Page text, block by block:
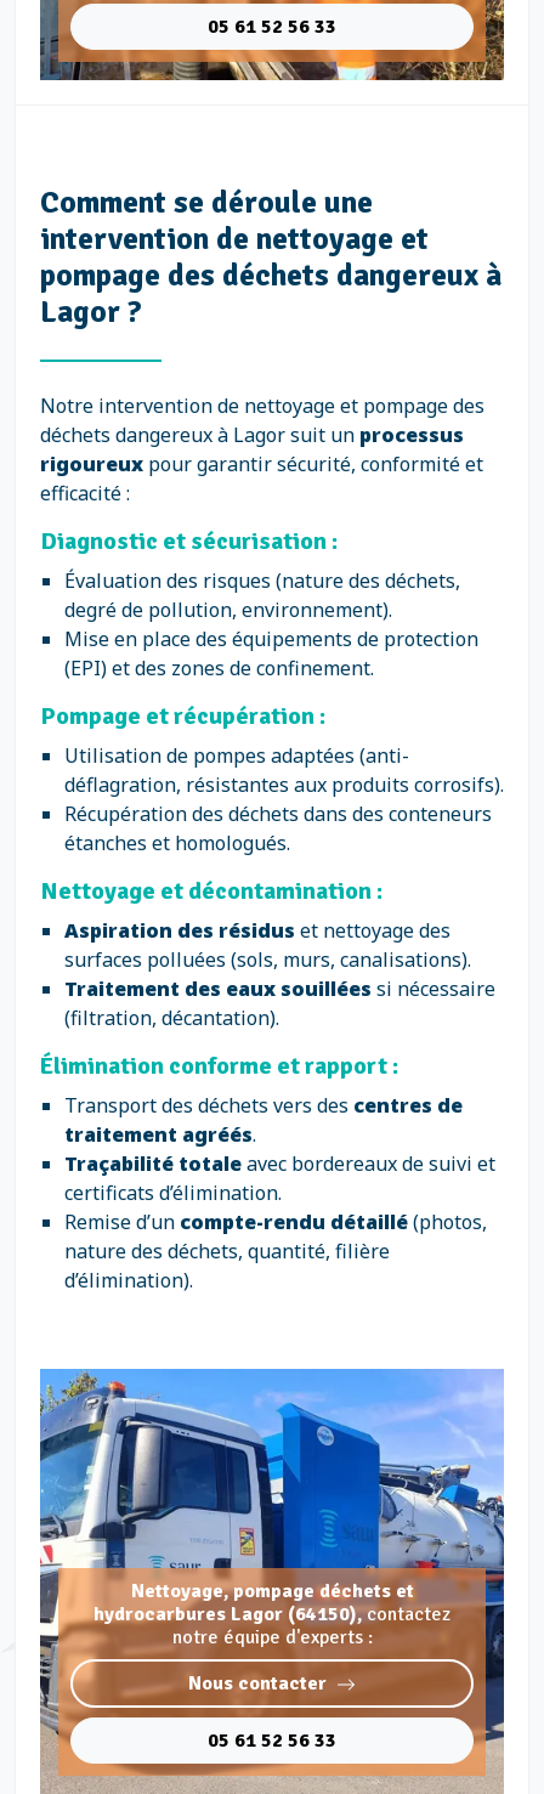
05 61 52 56 33
Comment se déroule une
intervention de nettoyage et
pompage des déchets dangereux à
Lagor ?
Notre intervention de nettoyage et pompage des
déchets dangereux à Lagor suit un processus
rigoureux pour garantir sécurité, conformité et
efficacité :
Diagnostic et sécurisation :
Évaluation des risques (nature des déchets,
degré de pollution, environnement).
Mise en place des équipements de protection
(EPI) et des zones de confinement.
Pompage et récupération :
Utilisation de pompes adaptées (anti-
déflagration, résistantes aux produits corrosifs).
Récupération des déchets dans des conteneurs
étanches et homologués.
Nettoyage et décontamination :
Aspiration des résidus et nettoyage des
surfaces polluées (sols, murs, canalisations).
Traitement des eaux souillées si nécessaire
(filtration, décantation).
Élimination conforme et rapport :
Transport des déchets vers des centres de
traitement agréés.
Traçabilité totaleavec bordereaux de suivi et
certificats d’élimination.
Remise d’un compte-rendu détaillé(photos,
nature des déchets, quantité, filière
d’élimination).
Nettoyage, pompage déchets et
hydrocarbures Lagor (64150),contactez
notre équipe d'experts :
Nous contacter
05 61 52 56 33